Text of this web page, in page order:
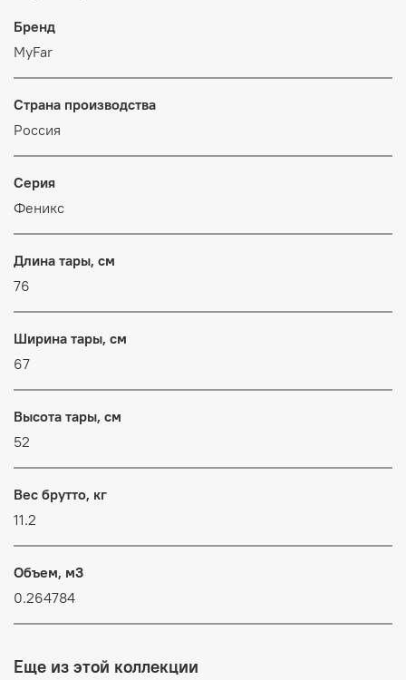
Бренд
MyFar
Страна производства
Россия
Серия
Феникс
Длина тары, см
76
Ширина тары, см
67
Высота тары, см
52
Вес брутто, кг
11.2
Объем, м3
0.264784
Еще из этой коллекции